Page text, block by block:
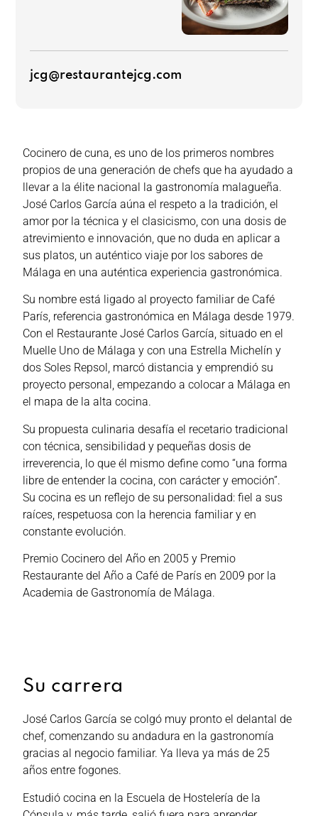
jcg@restaurantejcg.com
Cocinero de cuna, es uno de los primeros nombres
propios de una generación de chefs que ha ayudado a
llevar a la élite nacional la gastronomía malagueña.
José Carlos García aúna el respeto a la tradición, el
amor por la técnica y el clasicismo, con una dosis de
atrevimiento e innovación, que no duda en aplicar a
sus platos, un auténtico viaje por los sabores de
Málaga en una auténtica experiencia gastronómica.
Su nombre está ligado al proyecto familiar de Café
París, referencia gastronómica en Málaga desde 1979.
Con el Restaurante José Carlos García, situado en el
Muelle Uno de Málaga y con una Estrella Michelín y
dos Soles Repsol, marcó distancia y emprendió su
proyecto personal, empezando a colocar a Málaga en
el mapa de la alta cocina.
Su propuesta culinaria desafía el recetario tradicional
con técnica, sensibilidad y pequeñas dosis de
irreverencia, lo que él mismo define como “una forma
libre de entender la cocina, con carácter y emoción”.
Su cocina es un reflejo de su personalidad: fiel a sus
raíces, respetuosa con la herencia familiar y en
constante evolución.
Premio Cocinero del Año en 2005 y Premio
Restaurante del Año a Café de París en 2009 por la
Academia de Gastronomía de Málaga.
Su carrera
José Carlos García se colgó muy pronto el delantal de
chef, comenzando su andadura en la gastronomía
gracias al negocio familiar. Ya lleva ya más de 25
años entre fogones.
Estudió cocina en la Escuela de Hostelería de la